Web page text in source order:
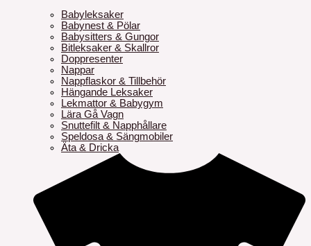
Babyleksaker
Babynest & Pölar
Babysitters & Gungor
Bitleksaker & Skallror
Doppresenter
Nappar
Nappflaskor & Tillbehör
Hängande Leksaker
Lekmattor & Babygym
Lära Gå Vagn
Snuttefilt & Napphållare
Speldosa & Sängmobiler
Äta & Dricka